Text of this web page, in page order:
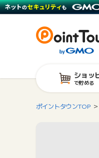
ショッ
で貯める
ポイントタウンTOP